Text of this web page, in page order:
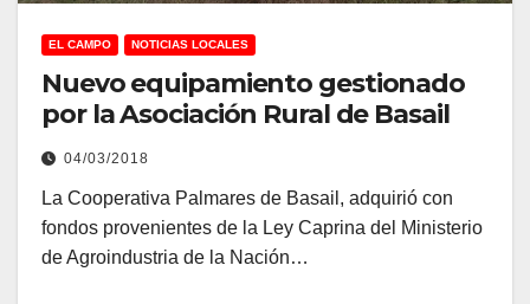
EL CAMPO NOTICIAS LOCALES
Nuevo equipamiento gestionado
por la Asociación Rural de Basail
04/03/2018
La Cooperativa Palmares de Basail, adquirió con
fondos provenientes de la Ley Caprina del Ministerio
de Agroindustria de la Nación…